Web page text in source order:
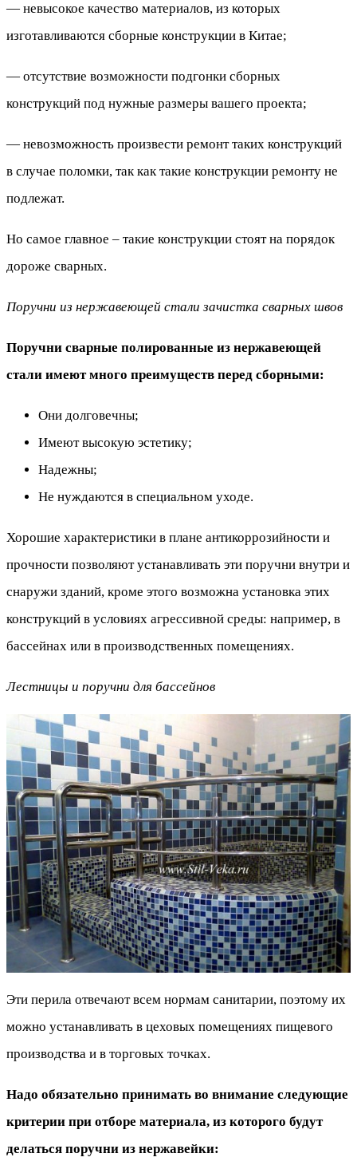
— невысокое качество материалов, из которых
изготавливаются сборные конструкции в Китае;
— отсутствие возможности подгонки сборных
конструкций под нужные размеры вашего проекта;
— невозможность произвести ремонт таких конструкций
в случае поломки, так как такие конструкции ремонту не
подлежат.
Но самое главное – такие конструкции стоят на порядок
дороже сварных.
Поручни из нержавеющей стали зачистка сварных швов
Поручни сварные полированные из нержавеющей
стали имеют много преимуществ перед сборными:
Они долговечны;
Имеют высокую эстетику;
Надежны;
Не нуждаются в специальном уходе.
Хорошие характеристики в плане антикоррозийности и
прочности позволяют устанавливать эти поручни внутри и
снаружи зданий, кроме этого возможна установка этих
конструкций в условиях агрессивной среды: например, в
бассейнах или в производственных помещениях.
Лестницы и поручни для бассейнов
Эти перила отвечают всем нормам санитарии, поэтому их
можно устанавливать в цеховых помещениях пищевого
производства и в торговых точках.
Надо обязательно принимать во внимание следующие
критерии при отборе материала, из которого будут
делаться поручни из нержавейки: